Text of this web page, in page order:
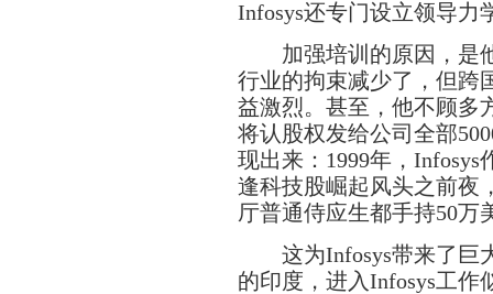
Infosys还专门设立领导力
加强培训的原因，是他
行业的拘束减少了，但跨
益激烈。甚至，他不顾多
将认股权发给公司全部
现出来：1999年，
逢科技股崛起风头之前夜
厅普通侍应生都手持50万
这为Infosys带来了巨大
的印度，进入Infosys工作